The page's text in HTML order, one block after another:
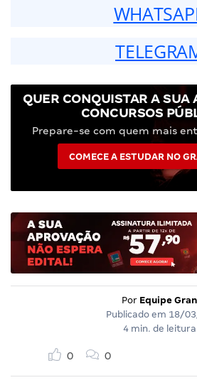
QUER CONQUISTAR A SUA
CONCURSOS
Prepare-se com quem mais
COMECE A ESTUDAR NO
Por Equipe Gran
Publicado em 18/
4 min. de leitura
0 0